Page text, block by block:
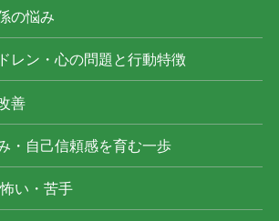
の悩み
レン・心の問題と行動特徴
善
・自己信頼感を育む一歩
い・苦手